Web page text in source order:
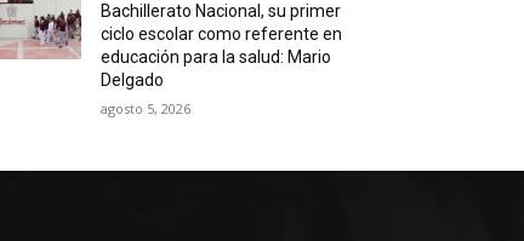
Bachillerato Nacional, su primer
ciclo escolar como referente en
educación para la salud: Mario
Delgado
agosto 5, 2026